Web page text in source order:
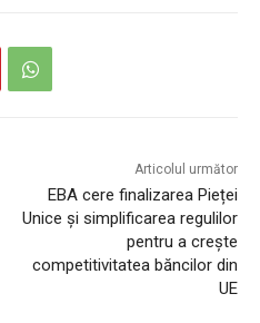
Articolul următor
EBA cere finalizarea Pieței
Unice și simplificarea regulilor
pentru a crește
competitivitatea băncilor din
UE